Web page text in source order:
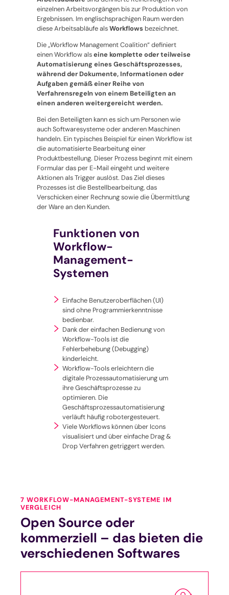
einzelnen Arbeitsvorgängen bis zur Produktion von
Ergebnissen. Im englischsprachigen Raum werden
diese Arbeitsabläufe alsWorkflows bezeichnet.
Die „Workflow Management Coalition“ definiert
einen Workflow alseine komplette oder teilweise
Automatisierung eines Geschäftsprozesses,
während der Dokumente, Informationen oder
Aufgaben gemäß einer Reihe von
Verfahrensregeln von einem Beteiligten an
einen anderen weitergereicht werden.
Bei den Beteiligten kann es sich um Personen wie
auch Softwaresysteme oder anderen Maschinen
handeln. Ein typisches Beispiel für einen Workflow ist
die automatisierte Bearbeitung einer
Produktbestellung. Dieser Prozess beginnt mit einem
Formular das per E-Mail eingeht und weitere
Aktionen als Trigger auslöst. Das Ziel dieses
Prozesses ist die Bestellbearbeitung, das
Verschicken einer Rechnung sowie die Übermittlung
der Ware an den Kunden.
Funktionen von
Workflow-
Management-
Systemen
Einfache Benutzeroberflächen (UI)
sind ohne Programmierkenntnisse
bedienbar.
Dank der einfachen Bedienung von
Workflow-Tools ist die
Fehlerbehebung (Debugging)
kinderleicht.
Workflow-Tools erleichtern die
digitale Prozessautomatisierung um
ihre Geschäftsprozesse zu
optimieren. Die
Geschäftsprozessautomatisierung
verläuft häufig robotergesteuert.
Viele Workflows können über Icons
visualisiert und über einfache Drag &
Drop Verfahren getriggert werden.
7 WORKFLOW-MANAGEMENT-SYSTEME IM
VERGLEICH
Open Source oder
kommerziell – das bieten die
verschiedenen Softwares